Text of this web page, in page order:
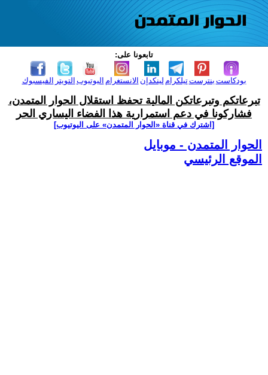
تابعونا على:
الفيسبوك التويتر اليوتيوب الانستغرام لينكدإن تيلكرامبنترست بودكاست
تبرعاتكم وتبرعاتكن المالية تحفظ استقلال الحوار المتمدن،
فشاركونا في دعم استمرارية هذا الفضاء اليساري الحر
[اشترك في قناة ‫«الحوار المتمدن» على اليوتيوب]
الحوار المتمدن - موبايل
الموقع الرئيسي